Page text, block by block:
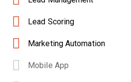
Lead Scoring
Marketing Automation
Mobile App